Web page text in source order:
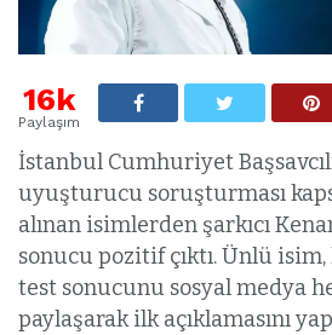
16k
Paylaşım
İstanbul Cumhuriyet
uyuşturucu soruşturması
alınan isimlerden şarkıcı
sonucu pozitif çıktı. Ünlü isim,
test sonucunu sosyal medya
paylaşarak ilk açıklamasını